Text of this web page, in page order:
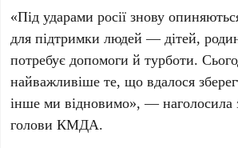
«Під ударами росії знову
для підтримки людей — дітей,
потребує допомоги й турботи.
найважливіше те, що вдалося
інше ми відновимо», — наголосила
голови КМДА.